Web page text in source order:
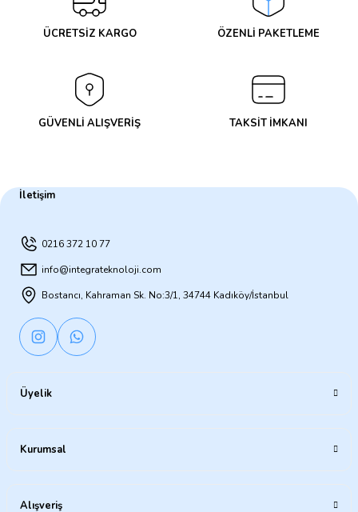
ÜCRETSİZ KARGO ÖZENLİ PAKETLEME
GÜVENLİ ALIŞVERİŞ TAKSİT İMKANI
İletişim
0216 372 10 77
info@integrateknoloji.com
Bostancı, Kahraman Sk. No:3/1, 34744 Kadıköy/İstanbul
Üyelik
Kurumsal
Alışveriş